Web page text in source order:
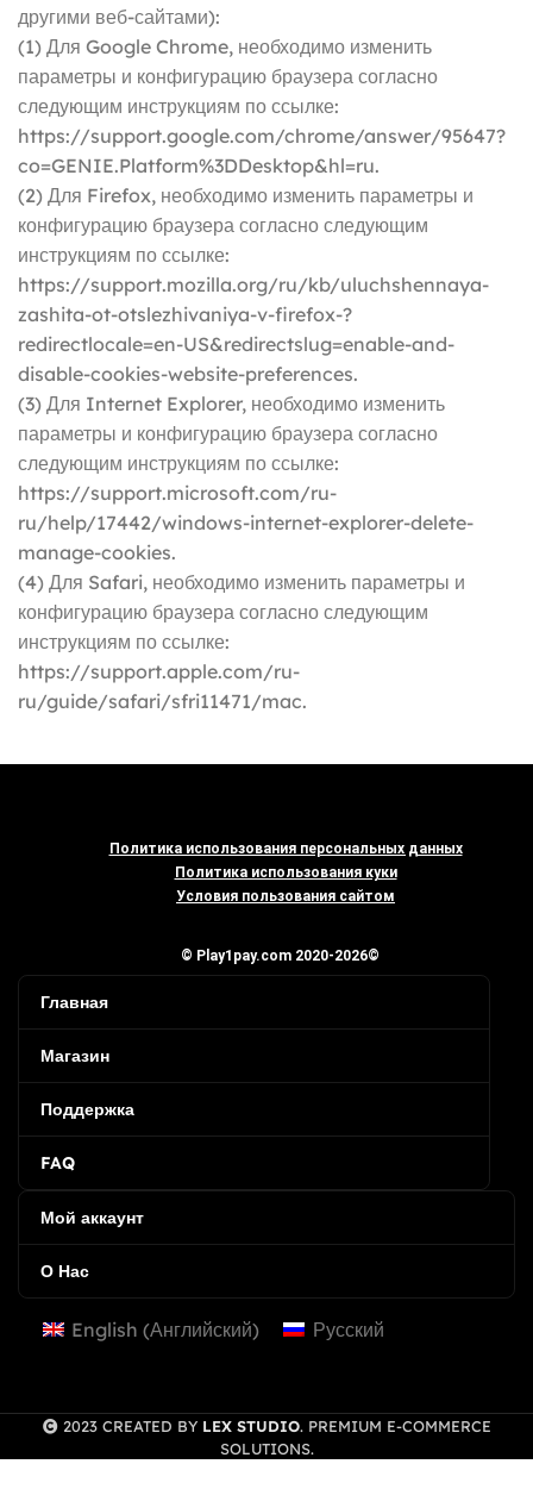
другими веб-сайтами):
(1) Для Google Chrome, необходимо изменить
параметры и конфигурацию браузера согласно
следующим инструкциям по ссылке:
https://support.google.com/chrome/answer/95647?
co=GENIE.Platform%3DDesktop&hl=ru.
(2) Для Firefox, необходимо изменить параметры и
конфигурацию браузера согласно следующим
инструкциям по ссылке:
https://support.mozilla.org/ru/kb/uluchshennaya-
zashita-ot-otslezhivaniya-v-firefox-?
redirectlocale=en-US&redirectslug=enable-and-
disable-cookies-website-preferences.
(3) Для Internet Explorer, необходимо изменить
параметры и конфигурацию браузера согласно
следующим инструкциям по ссылке:
https://support.microsoft.com/ru-
ru/help/17442/windows-internet-explorer-delete-
manage-cookies.
(4) Для Safari, необходимо изменить параметры и
конфигурацию браузера согласно следующим
инструкциям по ссылке:
https://support.apple.com/ru-
ru/guide/safari/sfri11471/mac.
Политика использования персональных данных
Политика использования куки
Условия пользования сайтом
© Play1pay.com 2020-2026©
Главная
Магазин
Поддержка
FAQ
Мой аккаунт
О Нас
English (Английский) Русский
2023 CREATED BY LEX STUDIO. PREMIUM E-COMMERCE
SOLUTIONS.